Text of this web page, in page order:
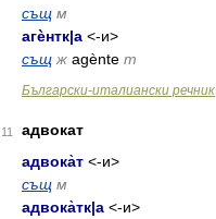
същ м
агѐнтк|а <-и>
същ ж agènte m
Български-италиански речник
11
адвокат
адвока̀т <-и>
същ м
адвока̀тк|а <-и>